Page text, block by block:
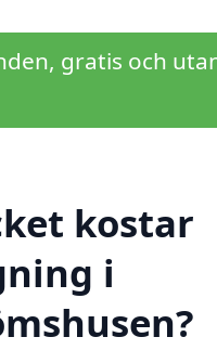
gratis och
kostar
i